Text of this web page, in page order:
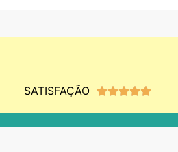
SATISFAÇÃO 
5